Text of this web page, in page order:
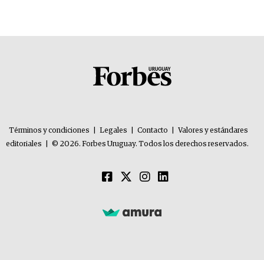
Términos y condiciones Legales Contacto
Valores y estándares
editoriales
© 2026. Forbes Uruguay. Todos los derechos reservados.